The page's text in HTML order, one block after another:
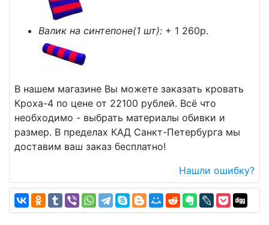
Валик на синтепоне(1 шт): + 1 260p.
В нашем магазине Вы можете заказать кровать
Кроха-4 по цене от 22100 рублей. Всё что
необходимо - выбрать материалы обивки и
размер. В пределах КАД Санкт-Петербурга мы
доставим ваш заказ бесплатно!
Нашли ошибку?